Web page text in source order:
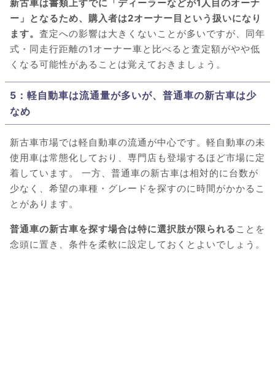
新古車は書類上すでに「ディーラーなどが1人目のオーナ
ー」となるため、購入者は2オーナー目という扱いになり
ます。 査定への影響は大きくないことが多いですが、同年
式・同走行距離の1オーナー車と比べると査定額がやや低
くなる可能性があることは覚えておきましょう。
5：軽自動車は流通量が多いが、普通車の新古車は少
なめ
新古車市場では軽自動車の流通が中心です。軽自動車の未
使用車は常態化しており、専門店も登場するほど市場に定
着しています。 一方、普通車の新古車は相対的に台数が
少なく、希望の車種・グレードを探すのに時間がかかるこ
とがあります。
普通車の新古車を探す場合は特に選択肢が限られる ことを
念頭に置き、条件を柔軟に設定しておくとよいでしょう。